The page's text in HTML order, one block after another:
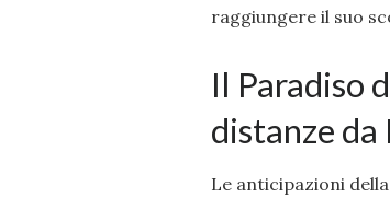
raggiungere il suo
Il Paradiso
distanze da
Le anticipazioni